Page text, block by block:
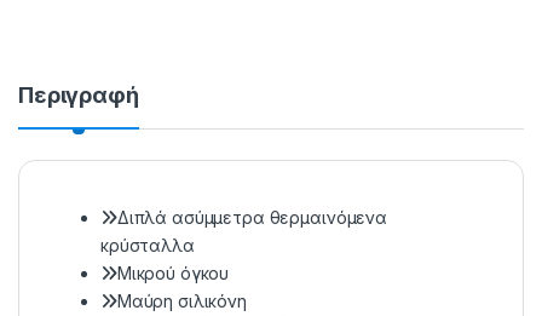
Περιγραφή
Διπλά ασύμμετρα θερμαινόμενα
κρύσταλλα
Μικρού όγκου
Μαύρη σιλικόνη